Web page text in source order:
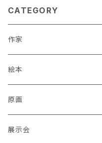
CATEGORY
作家
蒼川わか
あきやまりか
ashika
絵本
原画
展示会